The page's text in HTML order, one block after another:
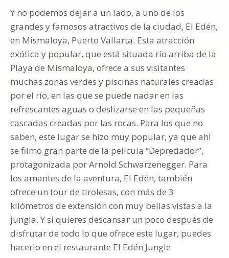
Y no podemos dejar a un lado, a uno de los
grandes y famosos atractivos de la ciudad, El Edén,
en Mismaloya, Puerto Vallarta. Esta atracción
exótica y popular, que está situada río arriba de la
Playa de Mismaloya, ofrece a sus visitantes
muchas zonas verdes y piscinas naturales creadas
por el río, en las que se puede nadar en las
refrescantes aguas o deslizarse en las pequeñas
cascadas creadas por las rocas. Para los que no
saben, este lugar se hizo muy popular, ya que ahí
se filmo gran parte de la película “Depredador”,
protagonizada por Arnold Schwarzenegger. Para
los amantes de la aventura, El Edén, también
ofrece un tour de tirolesas, con más de 3
kilómetros de extensión con muy bellas vistas a la
jungla. Y si quieres descansar un poco después de
disfrutar de todo lo que ofrece este lugar, puedes
hacerlo en el restaurante El Edén Jungle